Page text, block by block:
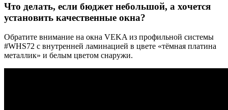
Что делать, если бюджет небольшой, а хочется
установить качественные окна?
Обратите внимание на окна VEKA из профильной системы
#WHS72 с внутренней ламинацией в цвете «тёмная платина
металлик» и белым цветом снаружи.